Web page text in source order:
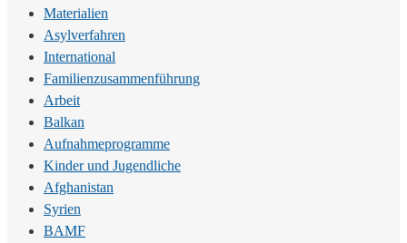
Materialien
Asylverfahren
International
Familienzusammenführung
Arbeit
Balkan
Aufnahmeprogramme
Kinder und Jugendliche
Afghanistan
Syrien
BAMF